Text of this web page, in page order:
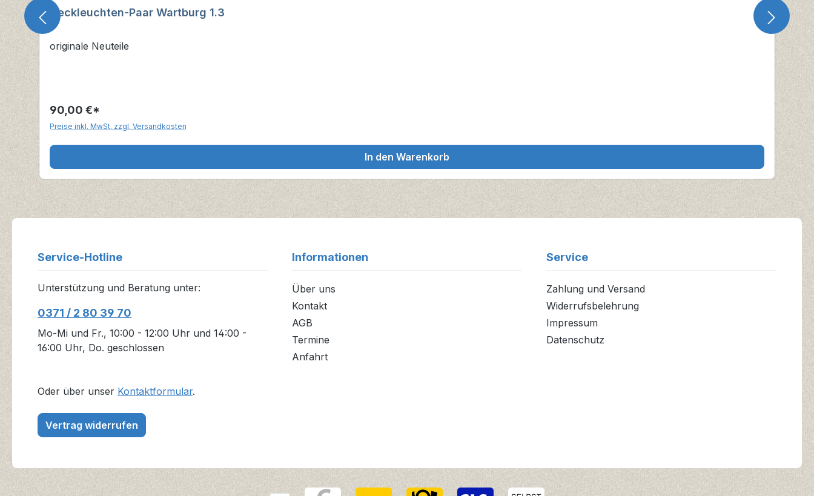
Heckleuchten-Paar Wartburg 1.3
originale Neuteile
90,00 €*
Preise inkl. MwSt. zzgl. Versandkosten
In den Warenkorb
Service-Hotline
Unterstützung und Beratung unter:
0371 / 2 80 39 70
Mo-Mi und Fr., 10:00 - 12:00 Uhr und 14:00 -
16:00 Uhr, Do. geschlossen
Oder über unser Kontaktformular.
Vertrag widerrufen
Informationen
Über uns
Kontakt
AGB
Termine
Anfahrt
Service
Zahlung und Versand
Widerrufsbelehrung
Impressum
Datenschutz